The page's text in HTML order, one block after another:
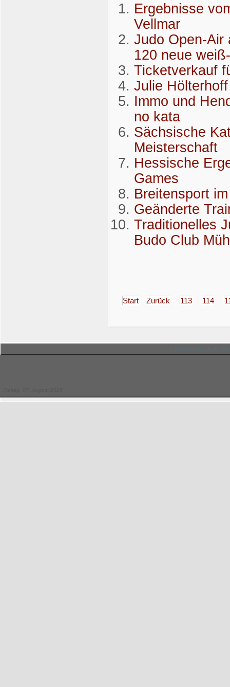
Ergebnisse
Vellmar
Judo Open-Air
120 neue
Ticketverkauf
Julie
Immo und
no kata
Sächsische
Meisterschaft
Hessische
Games
Breitensport
Geänderte
Traditionelles
Budo Club
Start Zurück 113 114